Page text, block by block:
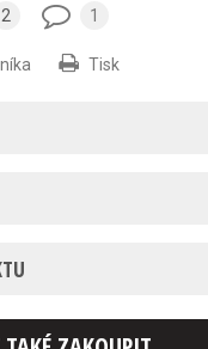
2 1
Tisk